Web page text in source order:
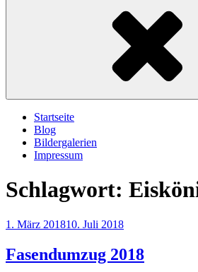
Startseite
Blog
Bildergalerien
Impressum
Schlagwort:
Veröffentlicht
1. März 201810. Juli 2018
Fasendumzug 2018